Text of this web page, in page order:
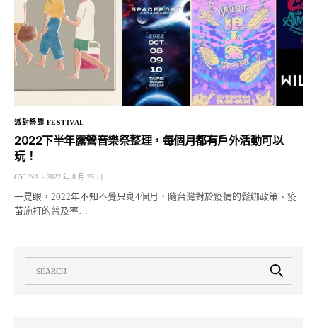
派對祭節 FESTIVAL
2022下半年露營音樂祭整理，每個月都有戶外活動可以
玩！
GYUNA 2022 年 8 月 25 日
一晃眼，2022年不知不覺只剩4個月，隨台灣對於疫情的鬆綁政策、疫
苗施打的普及率…